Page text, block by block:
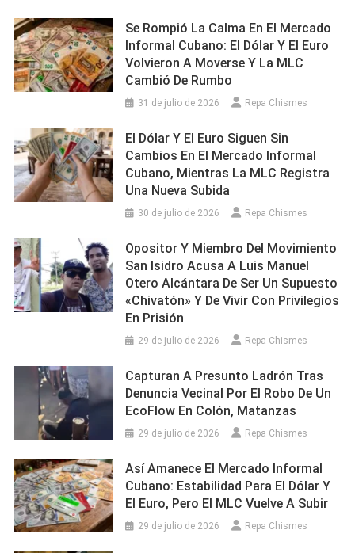
Se Rompió La Calma En El Mercado
Informal Cubano: El Dólar Y El Euro
Volvieron A Moverse Y La MLC
Cambió De Rumbo
31 de julio de 2026 Repa Chismes
El Dólar Y El Euro Siguen Sin
Cambios En El Mercado Informal
Cubano, Mientras La MLC Registra
Una Nueva Subida
30 de julio de 2026 Repa Chismes
Opositor Y Miembro Del Movimiento
San Isidro Acusa A Luis Manuel
Otero Alcántara De Ser Un Supuesto
«chivatón» Y De Vivir Con Privilegios
En Prisión
29 de julio de 2026 Repa Chismes
Capturan A Presunto Ladrón Tras
Denuncia Vecinal Por El Robo De Un
EcoFlow En Colón, Matanzas
29 de julio de 2026 Repa Chismes
Así Amanece El Mercado Informal
Cubano: Estabilidad Para El Dólar Y
El Euro, Pero El MLC Vuelve A Subir
29 de julio de 2026 Repa Chismes